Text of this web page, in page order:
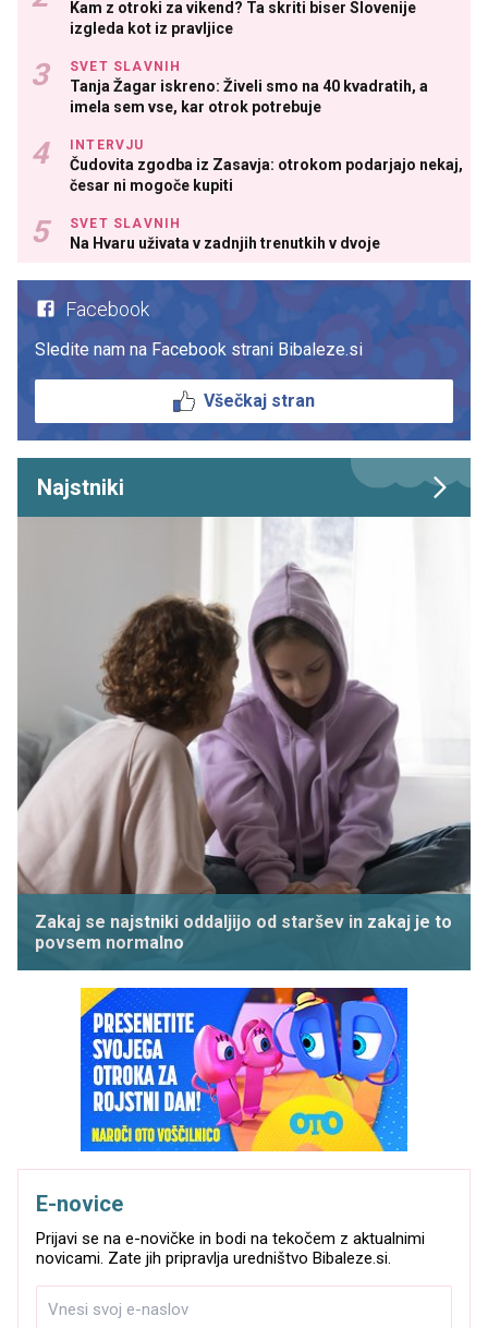
Kam z otroki za vikend? Ta skriti biser Slovenije
izgleda kot iz pravljice
SVET SLAVNIH
Tanja Žagar iskreno: Živeli smo na 40 kvadratih, a
imela sem vse, kar otrok potrebuje
INTERVJU
Čudovita zgodba iz Zasavja: otrokom podarjajo nekaj,
česar ni mogoče kupiti
SVET SLAVNIH
Na Hvaru uživata v zadnjih trenutkih v dvoje
Facebook
Sledite nam na Facebook strani Bibaleze.si
Všečkaj stran
Najstniki
Zakaj se najstniki oddaljijo od staršev in zakaj je to
povsem normalno
E-novice
Prijavi se na e-novičke in bodi na tekočem z aktualnimi
novicami. Zate jih pripravlja uredništvo Bibaleze.si.